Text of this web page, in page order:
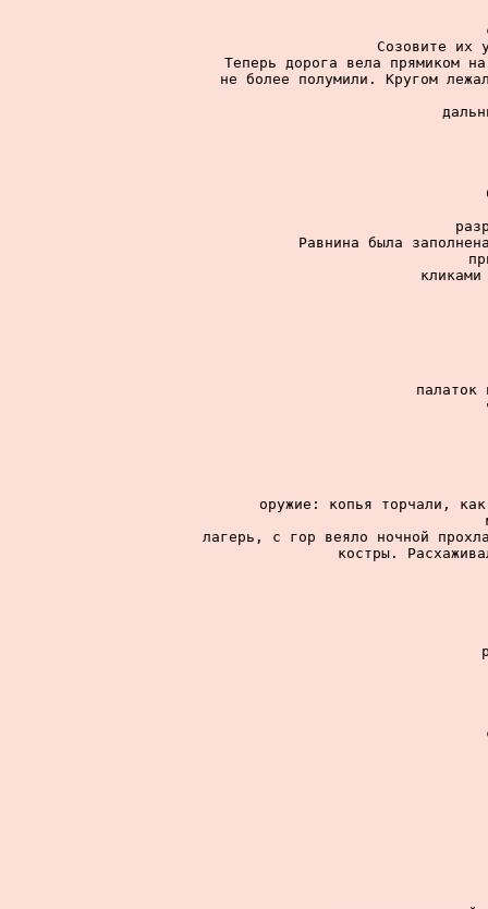
Созовите их
Теперь дорога вела прямиком
не более полумили. Кругом
Равнина была
палаток
оружие: копья торчали,
лагерь, с гор веяло ночной
костры.